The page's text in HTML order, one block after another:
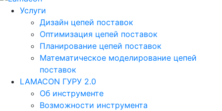
Услуги
Дизайн цепей поставок
Оптимизация цепей поставок
Планирование цепей поставок
Математическое моделирование цепей
поставок
LAMACON ГУРУ 2.0
Об инструменте
Возможности инструмента